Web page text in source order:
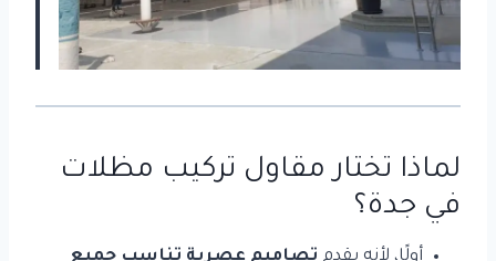
لماذا تختار مقاول تركيب مظلات
في جدة؟
أولًا، لأنه يقدم تصاميم عصرية تناسب جميع